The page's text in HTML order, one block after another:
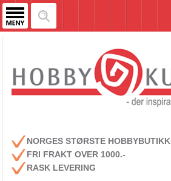
NORGES STØRSTE HOBBYBUTIKK
FRI FRAKT OVER 1000.-
RASK LEVERING